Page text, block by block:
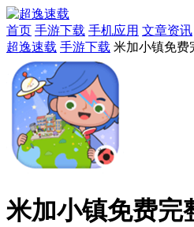
首页 手游下载 手机应用 文章资讯
超逸速载 手游下载 米加小镇免费
米加小镇免费完